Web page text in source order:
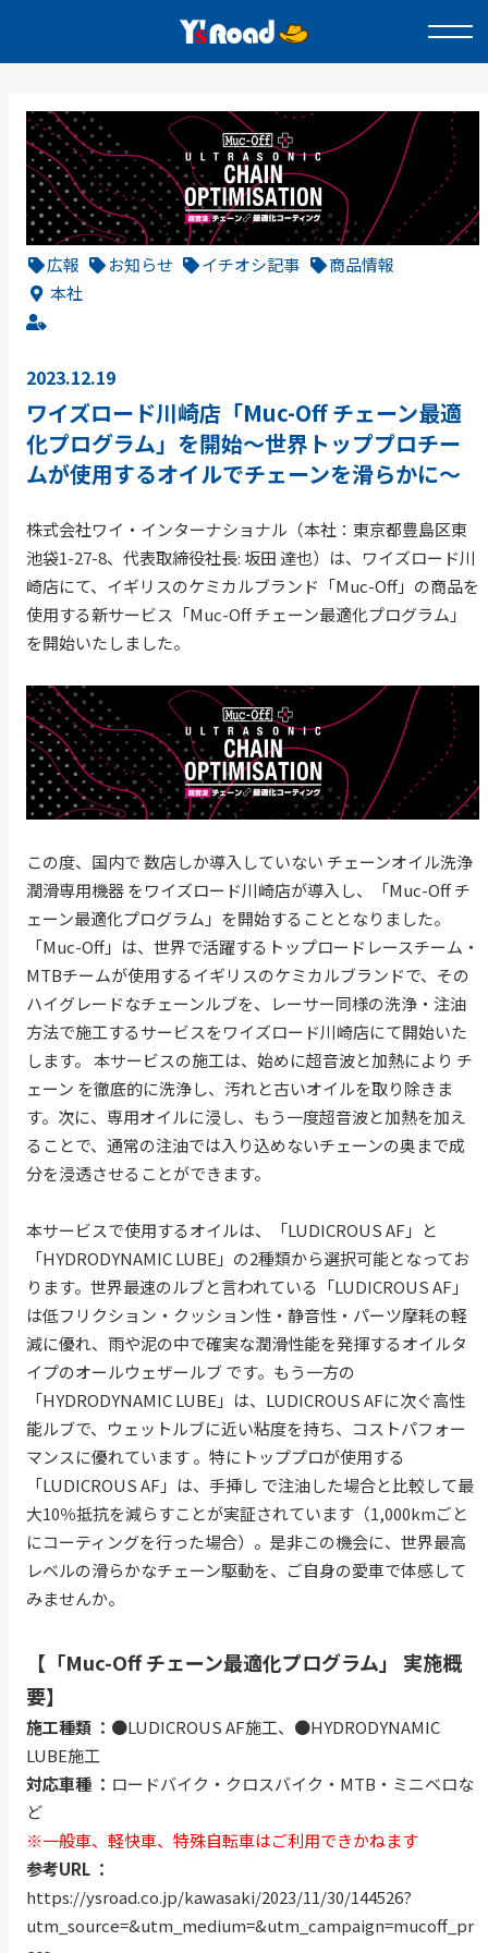
広報 お知らせ イチオシ記事
商品情報
本社
2023.12.19
ワイズロード川崎店「Muc-Off チェーン最適
化プログラム」を開始～世界トッププロチー
ムが使用するオイルでチェーンを滑らかに～
株式会社ワイ・インターナショナル（本社：東京都豊島区東
池袋1-27-8、代表取締役社長: 坂田 達也）は、ワイズロード川
崎店にて、イギリスのケミカルブランド「Muc-Off」の商品を
使用する新サービス「Muc-Off チェーン最適化プログラム」
を開始いたしました。
この度、国内で 数店しか導入していない チェーンオイル洗浄
潤滑専用機器 をワイズロード川崎店が導入し、「Muc-Off チ
ェーン最適化プログラム」を開始することとなりました。
「Muc-Off」は、世界で活躍するトップロードレースチーム・
MTBチームが使用するイギリスのケミカルブランドで、その
ハイグレードなチェーンルブを、レーサー同様の洗浄・注油
方法で施工するサービスをワイズロード川崎店にて開始いた
します。 本サービスの施工は、始めに超音波と加熱により チ
ェーン を徹底的に洗浄し、汚れと古いオイルを取り除きま
す。次に、専用オイルに浸し、もう一度超音波と加熱を加え
ることで、通常の注油では入り込めないチェーンの奥まで成
分を浸透させることができます。
本サービスで使用するオイルは、「LUDICROUS AF」と
「HYDRODYNAMIC LUBE」の2種類から選択可能となってお
ります。世界最速のルブと言われている「LUDICROUS AF」
は低フリクション・クッション性・静音性・パーツ摩耗の軽
減に優れ、雨や泥の中で確実な潤滑性能を発揮するオイルタ
イプのオールウェザールブ です。もう一方の
「HYDRODYNAMIC LUBE」は、LUDICROUS AFに次ぐ高性
能ルブで、ウェットルブに近い粘度を持ち、コストパフォー
マンスに優れています 。特にトッププロが使用する
「LUDICROUS AF」は、手挿し で注油した場合と比較して最
大10％抵抗を減らすことが実証されています（1,000kmごと
にコーティングを行った場合）。是非この機会に、世界最高
レベルの滑らかなチェーン駆動を、ご自身の愛車で体感して
みませんか。
【「Muc-Off チェーン最適化プログラム」 実施概
要】
施工種類 ： ●LUDICROUS AF施工、●HYDRODYNAMIC
LUBE施工
対応車種 ： ロードバイク・クロスバイク・MTB・ミニベロな
ど
※一般車、軽快車、特殊自転車はご利用できかねます
参考URL ：
https://ysroad.co.jp/kawasaki/2023/11/30/144526?
utm_source=&utm_medium=&utm_campaign=mucoff_pr